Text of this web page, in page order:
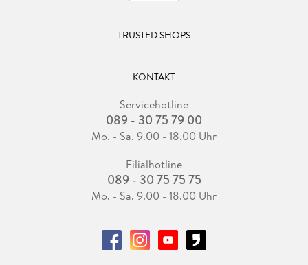
TRUSTED SHOPS
KONTAKT
Servicehotline
089 - 30 75 79 00
Mo. - Sa. 9.00 - 18.00 Uhr
Filialhotline
089 - 30 75 75 75
Mo. - Sa. 9.00 - 18.00 Uhr